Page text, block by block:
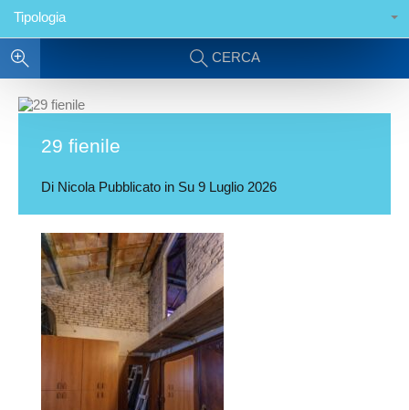
Tipologia
CERCA
29 fienile
Di Nicola Pubblicato in Su 9 Luglio 2026